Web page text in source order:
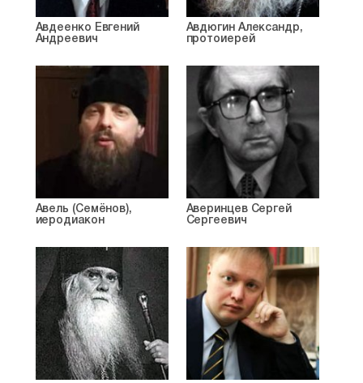
Авдеенко Евгений
Андреевич
Авдюгин Александр,
протоиерей
Авель (Семёнов),
иеродиакон
Аверинцев Сергей
Сергеевич